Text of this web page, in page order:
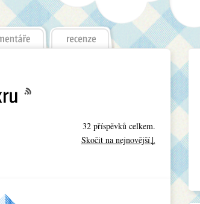
32 příspěvků celkem.
Skočit na nejnovější↓